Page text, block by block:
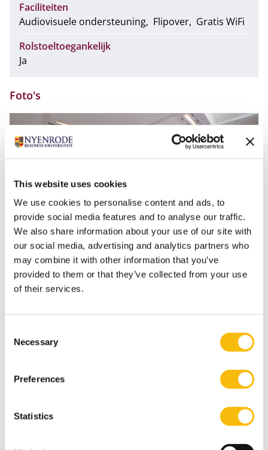
This website uses cookies
We use cookies to personalise content and ads, to
provide social media features and to analyse our traffic.
We also share information about your use of our site with
our social media, advertising and analytics partners who
may combine it with other information that you’ve
provided to them or that they’ve collected from your use
of their services.
Selection
Necessary
Preferences
Statistics
Faciliteiten
Audiovisuele ondersteuning Flipover Gratis WiFi
Rolstoeltoegankelijk
Ja
Foto's
gracht is geschikt voor 10 personen.
De kamer is voorzien van wifi. Op aanvraag is een C-
Touch beschikbaar. Whiteboards zijn standaard
Op verzoek is het mogelijk de sessie te laten opstarten